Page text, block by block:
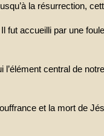
la résurrection,
accueilli par une
central de
et la mort de